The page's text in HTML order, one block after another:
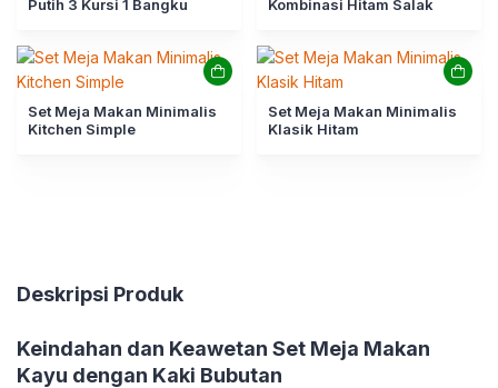
Putih 3 Kursi 1 Bangku
Kombinasi Hitam Salak
Set Meja Makan Minimalis
Kitchen Simple
Set Meja Makan Minimalis
Klasik Hitam
Deskripsi Produk
Keindahan dan Keawetan Set Meja Makan
Kayu dengan Kaki Bubutan